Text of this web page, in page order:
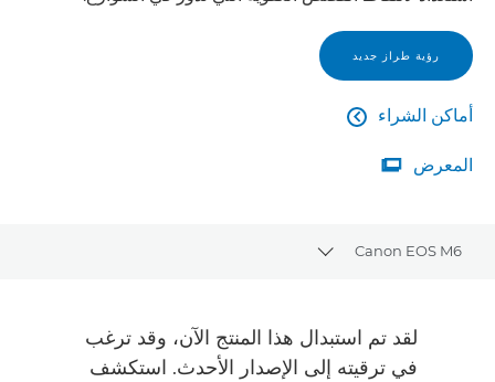
رؤية طراز جديد
أماكن الشراء
أماكن الشراء

المعرض
المعرض

Canon EOS M6
Toggle breadcrumbs
المواصفات
لقد تم استبدال هذا المنتج الآن، وقد ترغب
في ترقيته إلى الإصدار الأحدث. استكشف